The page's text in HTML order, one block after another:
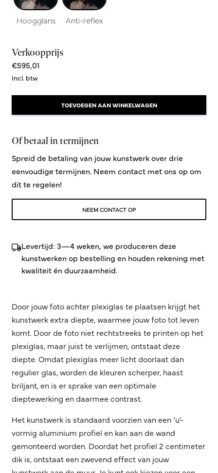
Hoogglans Anti-reflex
Verkoopprijs
€595,01
Incl. btw
TOEVOEGEN AAN WINKELWAGEN
Of betaal in termijnen
Spreid de betaling van jouw kunstwerk over drie
eenvoudige termijnen. Neem contact met ons op om
dit te regelen!
NEEM CONTACT OP
Levertijd: 3—4 weken, we produceren deze
kunstwerken op bestelling en houden rekening met
kwaliteit én duurzaamheid.
Door jouw foto achter plexiglas te plaatsen krijgt het
kunstwerk extra diepte, waarmee jouw foto tot leven
komt. Door de foto niet rechtstreeks te printen op het
plexiglas, maar juist te verlijmen, ontstaat deze
diepte. Omdat plexiglas meer licht doorlaat dan
regulier glas, worden de kleuren scherper, haast
briljant, en is er sprake van een optimale
dieptewerking en daarmee contrast.
Het kunstwerk is standaard voorzien van een ‘u’-
vormig aluminium profiel en kan aan de wand
gemonteerd worden. Doordat het profiel 2 centimeter
dik is, ontstaat een zwevend effect van jouw